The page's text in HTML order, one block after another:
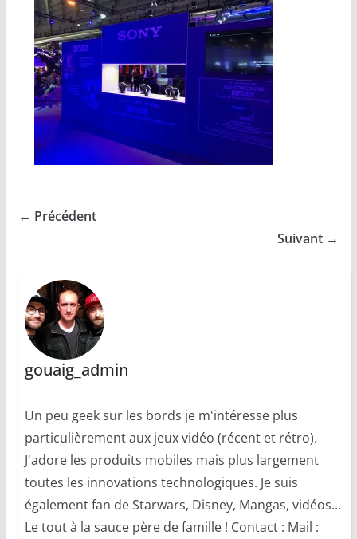
← Précédent
Suivant →
gouaig_admin
Un peu geek sur les bords je m'intéresse plus
particulièrement aux jeux vidéo (récent et rétro).
J'adore les produits mobiles mais plus largement
toutes les innovations technologiques. Je suis
également fan de Starwars, Disney, Mangas, vidéos...
Le tout à la sauce père de famille ! Contact : Mail :